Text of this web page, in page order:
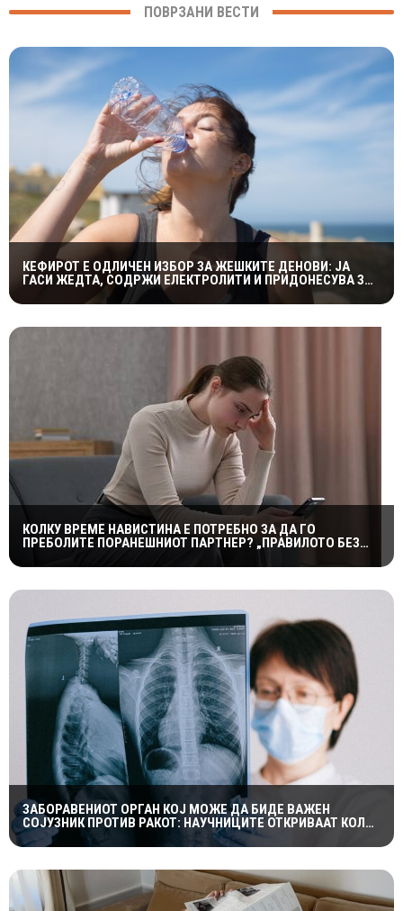
ПОВРЗАНИ ВЕСТИ
КЕФИРОТ Е ОДЛИЧЕН ИЗБОР ЗА ЖЕШКИТЕ ДЕНОВИ: ЈА
ГАСИ ЖЕДТА, СОДРЖИ ЕЛЕКТРОЛИТИ И ПРИДОНЕСУВА ЗА
ЗДРАВА ДИГЕСТИЈА
КОЛКУ ВРЕМЕ НАВИСТИНА Е ПОТРЕБНО ЗА ДА ГО
ПРЕБОЛИТЕ ПОРАНЕШНИОТ ПАРТНЕР? „ПРАВИЛОТО БЕЗ
КОНТАКТ“ НЕ Е МАГИЧНА ФОРМУЛА
ЗАБОРАВЕНИОТ ОРГАН КОЈ МОЖЕ ДА БИДЕ ВАЖЕН
СОЈУЗНИК ПРОТИВ РАКОТ: НАУЧНИЦИТЕ ОТКРИВААТ КОЛКУ
Е ЗНАЧАЕН ТИМУСОТ